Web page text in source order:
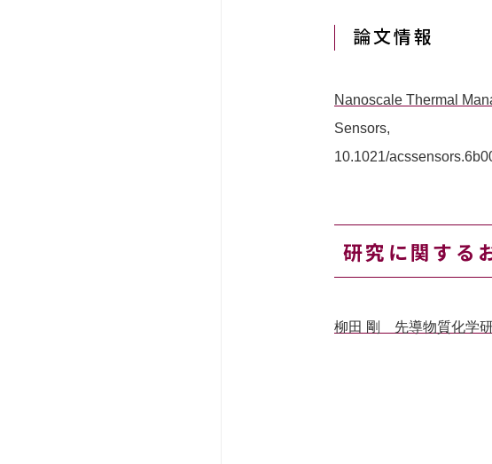
論文情報
Nanoscale Thermal
Sensors,
10.1021/
研究に関する
柳田 剛 先導物質化学